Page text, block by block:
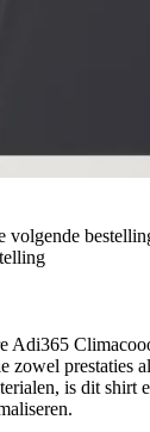
volgende
Adi365
zowel prestaties
is dit shirt